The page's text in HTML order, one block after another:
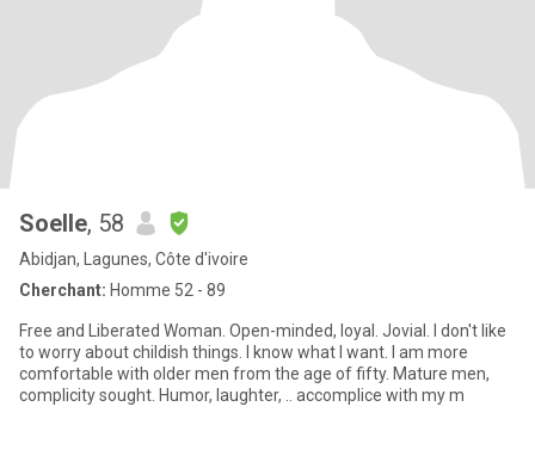
Soelle, 58
Abidjan, Lagunes, Côte d'ivoire
Cherchant: Homme 52 - 89
Free and Liberated Woman. Open-minded, loyal. Jovial. I don't like
to worry about childish things. I know what I want. I am more
comfortable with older men from the age of fifty. Mature men,
complicity sought. Humor, laughter, .. accomplice with my m